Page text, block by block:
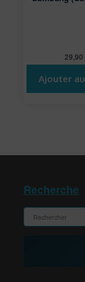
29,90
Ajouter
Recherche